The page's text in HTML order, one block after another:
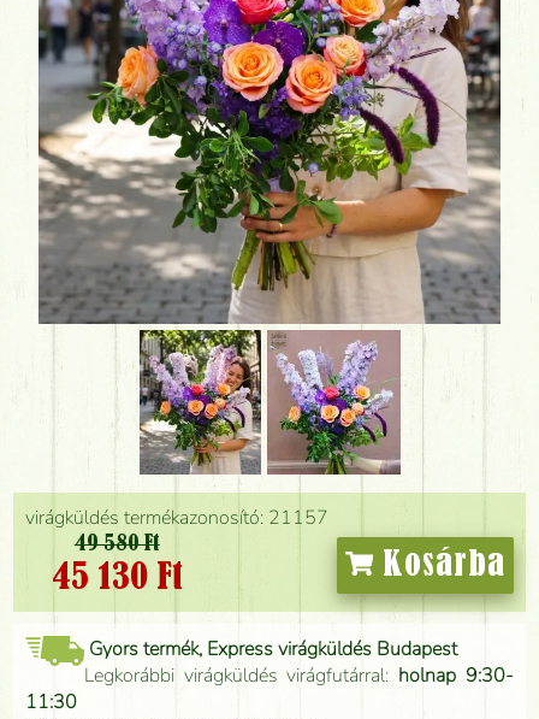
virágküldés termékazonosító: 21157
49 580 Ft
45 130 Ft Kosárba
Gyors termék, Express virágküldés Budapest
Legkorábbi virágküldés virágfutárral: holnap 9:30-
11:30